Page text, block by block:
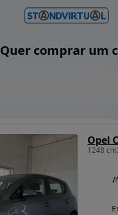
Quer comprar um
Opel
1248